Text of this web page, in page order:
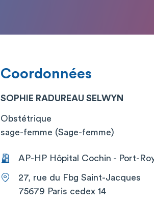
Coordonnées
SOPHIE RADUREAU SELWYN
Obstétrique
sage-femme (Sage-femme)
AP-HP Hôpital Cochin - Port-
27, rue du Fbg Saint-Jacques
75679 Paris cedex 14